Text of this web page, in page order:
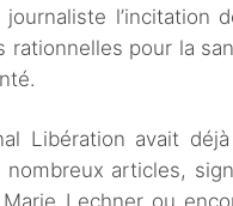
journaliste l’incitation
rationnelles pour la
Libération avait
nombreux articles,
Lechner ou